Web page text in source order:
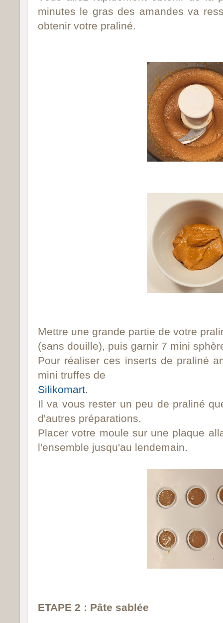
minutes le gras des amandes va
obtenir votre praliné.
Mettre une grande partie de votre
(sans douille), puis garnir 7 mini
Pour réaliser ces inserts de praliné
mini truffes de
Silikomart
Il va vous rester un peu de praliné
d'autres préparations.
Placer votre moule sur une plaque
l'ensemble jusqu'au lendemain.
ETAPE 2 : Pâte sablée